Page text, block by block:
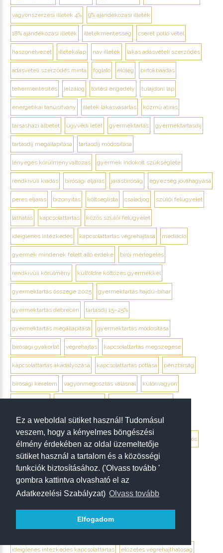
Ez a weboldal sütiket használ! Tudomásul
veszem, hogy a kényelmes böngészési
élmény érdekében az oldal üzemeltetője
sütiket használ a tartalom és a közösségi
funkciók biztosításához. ('Olvass tovább '
gombra kattintva olvasható el az
Adatkezelési Szabályzat) Olvass tovább
Elfogadom
vagyonszerzési illeték 4% 9% ajándékozási illeték
18% ajándékozási illeték illetékmentesség cserét pótló vétel
haszonélvezet illetékalap nav illeték lakás adásvételi szerződés
adásvételi szerződés minta foglaló előleg birtokbaadás
tehermentesítés jelzálog törlési engedély tulajdoni lap
energetikai tanúsítvány illeték lakásvásárlás közmű átírás
társasházi albetét ügyvédi letét gyermektartás gyermektartásdíj
tartásdíj megállapítása tartásdíj módosítása
lényeges körülményváltozás gyermek indokolt szükséglete
rendkívüli kiadás bírósági eljárás járásbíróság egyezség jóváhagyása
peres eljárás bizonyítás költséglista családjog szülői felügyelet
láthatás kapcsolattartás közös szülői felügyelet
ideiglenes intézkedés kapcsolattartás végrehajtása mediáció
gyermek mindenek felett álló érdeke bírói mérlegelés
rendkívüli körülmény külföldre költözés gyermekkel
gyermektartás összege 2025 gyermektartás hajdú-bihar
gyermektartás debrecen tartásdíj 15–25%
gyermektartás megállapítása gyermektartás módosítása
bírósági gyakorlat végrehajtás kapcsolattartás megszegése
kapcsolattartás akadályozása kapcsolattartás pótlása pénzbírság
bírósági kérelem vagyonmegosztás válásnál különvagyon
tartozás megosztása vállalkozás vagyonmegosztás egyezség
élettársi vagyonjog megszüntetése élettársi vagyonjogi szerződés
élettársi elszámolás közreműködés aránya közös ráfordítás
közös tulajdon megszüntetése apasági per indítása
apaság megállapítása apasági vélelem megdöntése
keresetlevél ideiglenes intézkedés gyermekelhelyezés
ideiglenes intézkedés kapcsolattartás előzetes végrehajthatóság